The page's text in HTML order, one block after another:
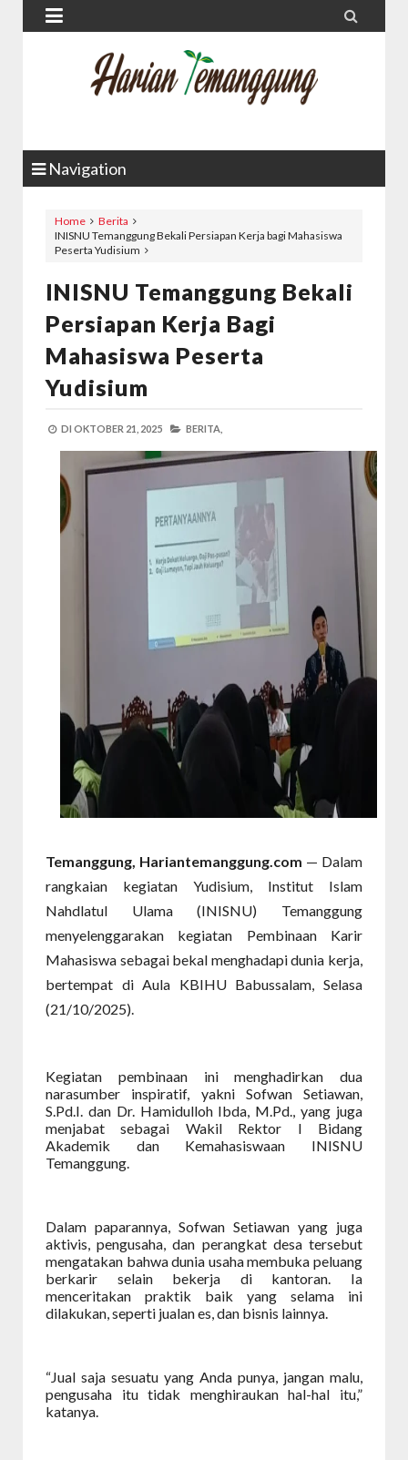
 
Navigation
Home
Berita
INISNU Temanggung Bekali Persiapan Kerja bagi Mahasiswa
Peserta Yudisium
INISNU Temanggung Bekali
Persiapan Kerja Bagi
Mahasiswa Peserta
Yudisium
DI OKTOBER 21, 2025 BERITA,
Temanggung, Hariantemanggung.com — Dalam
rangkaian kegiatan Yudisium, Institut Islam
Nahdlatul Ulama (INISNU) Temanggung
menyelenggarakan kegiatan Pembinaan Karir
Mahasiswa sebagai bekal menghadapi dunia kerja,
bertempat di Aula KBIHU Babussalam, Selasa
(21/10/2025).
Kegiatan pembinaan ini menghadirkan dua
narasumber inspiratif, yakni Sofwan Setiawan,
S.Pd.I. dan Dr. Hamidulloh Ibda, M.Pd., yang juga
menjabat sebagai Wakil Rektor I Bidang
Akademik dan Kemahasiswaan INISNU
Temanggung.
Dalam paparannya, Sofwan Setiawan yang juga
aktivis, pengusaha, dan perangkat desa tersebut
mengatakan bahwa dunia usaha membuka peluang
berkarir selain bekerja di kantoran. Ia
menceritakan praktik baik yang selama ini
dilakukan, seperti jualan es, dan bisnis lainnya.
“Jual saja sesuatu yang Anda punya, jangan malu,
pengusaha itu tidak menghiraukan hal-hal itu,”
katanya.